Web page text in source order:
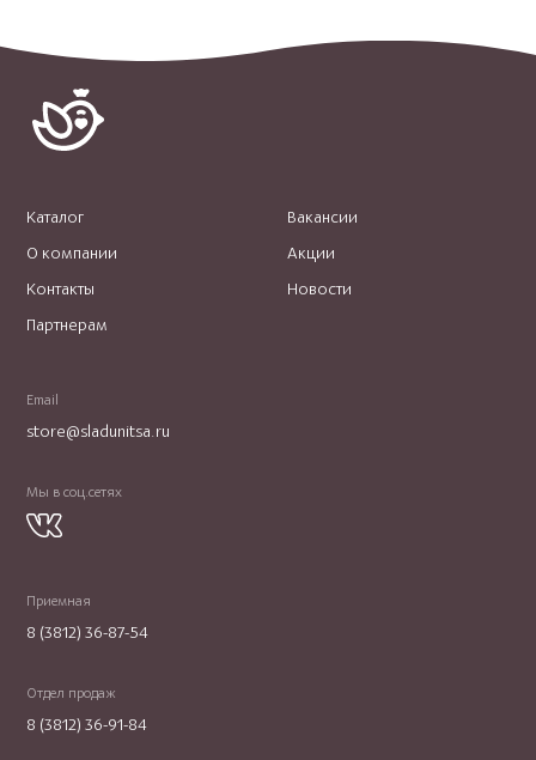
Каталог
О компании
Контакты
Партнерам
Вакансии
Акции
Новости
Email
store@sladunitsa.ru
Мы в соц.сетях
Приемная
8 (3812) 36-87-54
Отдел продаж
8 (3812) 36-91-84